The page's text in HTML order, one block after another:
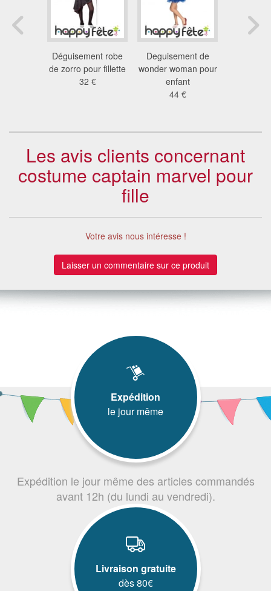
Déguisement robe
de zorro pour fillette
32 €
Deguisement de
wonder woman pour
enfant
44 €
Les avis clients concernant
costume captain marvel pour
fille
Votre avis nous intéresse !
Laisser un commentaire sur ce produit
Expédition
le jour même
Expédition le jour même des articles commandés
avant 12h (du lundi au vendredi).
Livraison gratuite
dès 80€